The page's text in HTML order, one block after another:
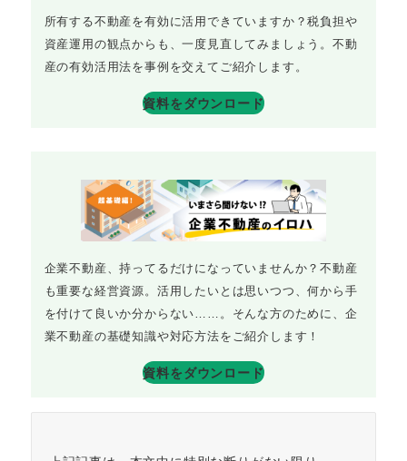
所有する不動産を有効に活用できていますか？税負担や
資産運用の観点からも、一度見直してみましょう。不動
産の有効活用法を事例を交えてご紹介します。
資料をダウンロード
企業不動産、持ってるだけになっていませんか？不動産
も重要な経営資源。活用したいとは思いつつ、何から手
を付けて良いか分からない……。そんな方のために、企
業不動産の基礎知識や対応方法をご紹介します！
資料をダウンロード